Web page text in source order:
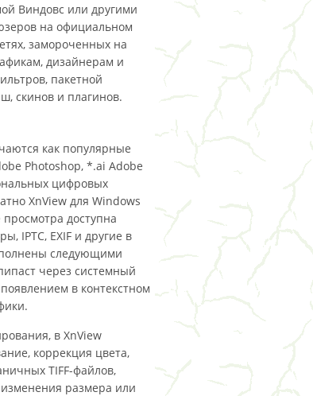
Виндовс или другими
на официальном
замороченных на
дизайнерам и
пакетной
скинов и плагинов.
как популярные
Photoshop, *.ai Adobe
цифровых
XnView для Windows
доступна
IPTC, EXIF и другие в
следующими
через системный
в контекстном
в XnView
коррекция цвета,
TIFF-файлов,
размера или